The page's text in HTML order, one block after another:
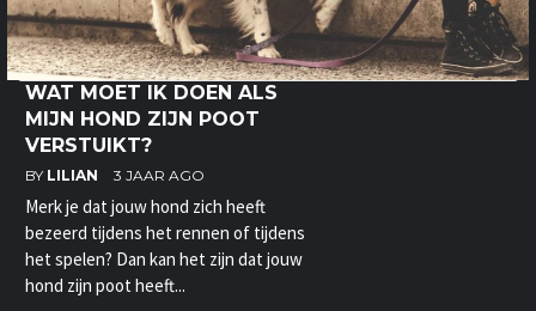
WAT MOET IK DOEN ALS
MIJN HOND ZIJN POOT
VERSTUIKT?
BY LILIAN 3 JAAR AGO
Merk je dat jouw hond zich heeft
bezeerd tijdens het rennen of tijdens
het spelen? Dan kan het zijn dat jouw
hond zijn poot heeft...